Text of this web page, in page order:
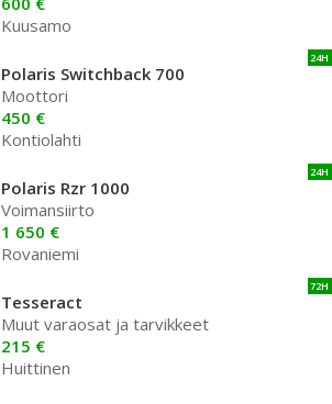
Kuusamo
24H
Polaris Switchback 700
Moottori
450 €
Kontiolahti
24H
Polaris Rzr 1000
Voimansiirto
1 650 €
Rovaniemi
72H
Tesseract
Muut varaosat ja tarvikkeet
215 €
Huittinen